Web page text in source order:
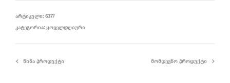
ᲐᲠᲢᲘᲙᲣᲚᲘ: 6377
ᲙᲐᲢᲔᲒᲝᲠᲘᲐ: ᲧᲝᲕᲔᲚᲓᲦᲘᲣᲠᲘ
ᲬᲘᲜᲐ ᲞᲠᲝᲓᲣᲥᲢᲘ ᲛᲝᲛᲓᲔᲕᲜᲝ ᲞᲠᲝᲓᲣᲥᲢᲘ